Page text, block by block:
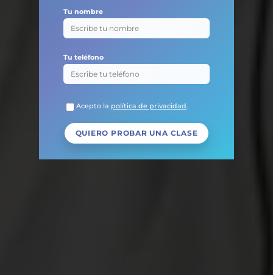
Tu nombre
Tu teléfono
Acepto la política de privacidad.